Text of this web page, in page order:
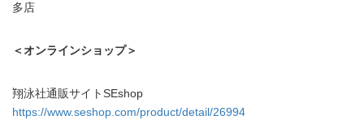
多店
＜オンラインショップ＞
翔泳社通販サイトSEshop
https://www.seshop.com/product/detail/26994